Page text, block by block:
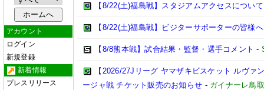
アカウント
ログイン
新規登録
新着情報
プレスリリース
【8/22(土)福島戦】スタジアムアクセスについて
【8/22(土)福島戦】ビジターサポーターの皆様へ
【8/8熊本戦】試合結果・監督・選手コメント -
【2026/27Jリーグ ヤマザキビスケット ルヴ
ージャ戦 チケット販売のお知らせ - ガイナーレ鳥取